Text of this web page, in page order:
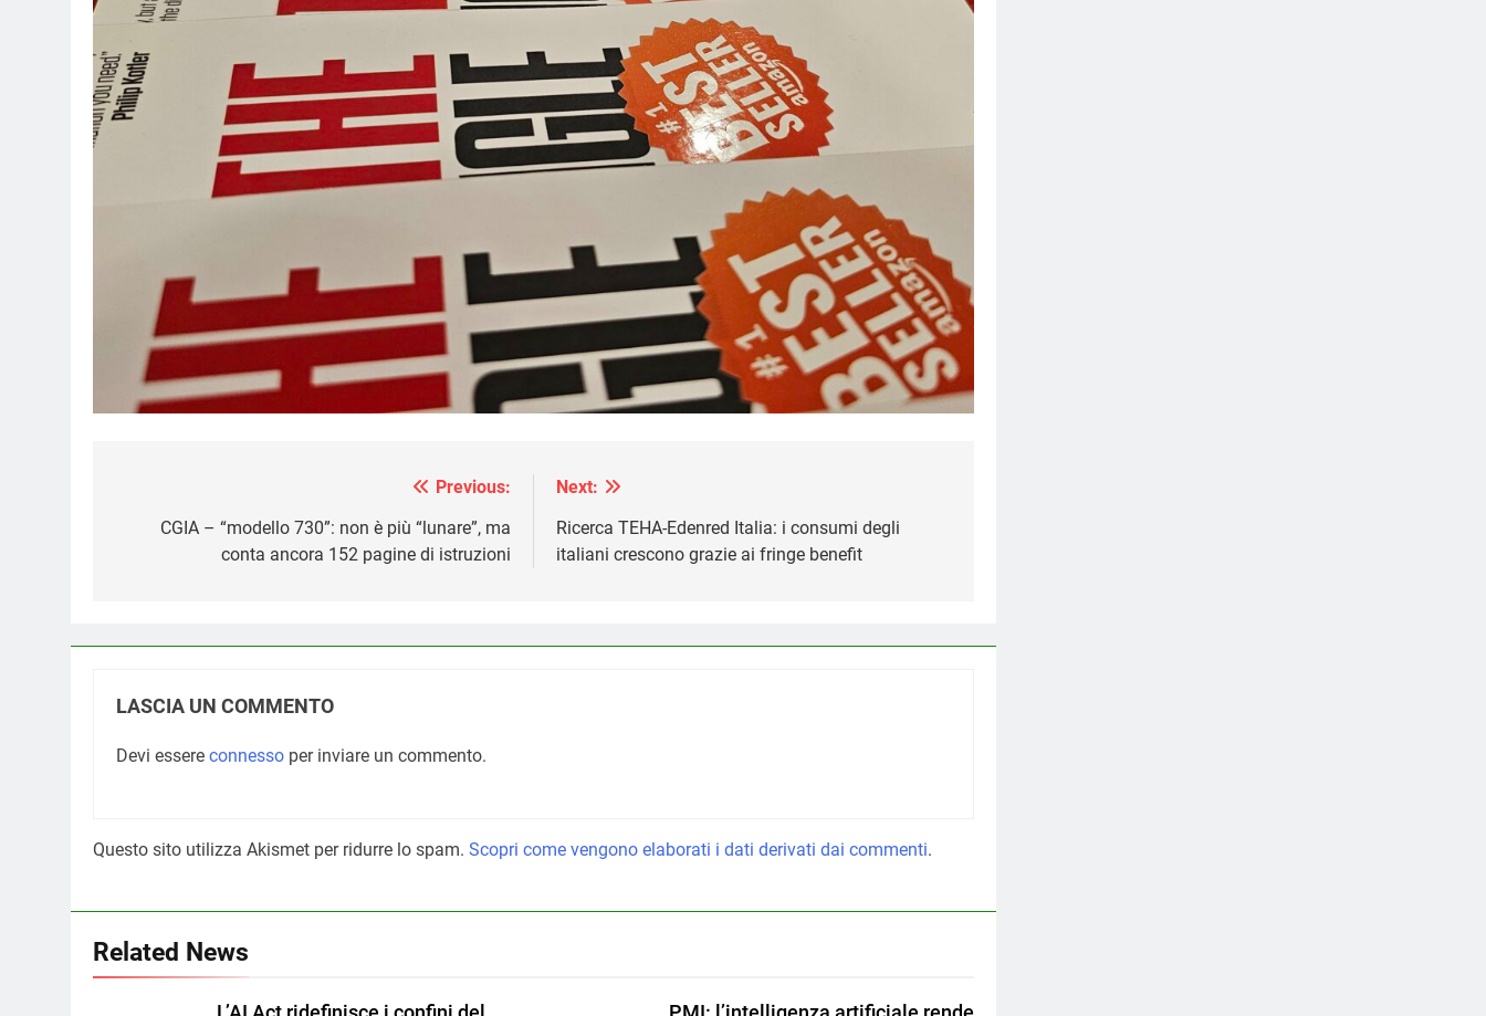
articoli
Previous:
CGIA – “modello 730”: non è più “lunare”, ma
conta ancora 152 pagine di istruzioni
Next:
Ricerca TEHA-Edenred Italia: i consumi degli
italiani crescono grazie ai fringe benefit
LASCIA UN COMMENTO
Devi essere connesso per inviare un commento.
Questo sito utilizza Akismet per ridurre lo spam. Scopri come vengono elaborati i dati derivati dai commenti.
Related News